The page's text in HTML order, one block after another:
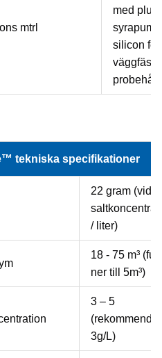
mtrl
med
silicon fet,
tekniska specifikationer
22 gram (vid
/ liter)
18 - 75 m³
ner till 5m³)
3 – 5
3g/L)